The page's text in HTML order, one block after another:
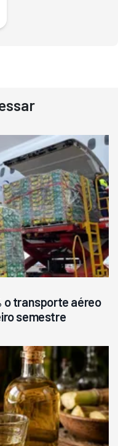
o transporte aéreo
semestre